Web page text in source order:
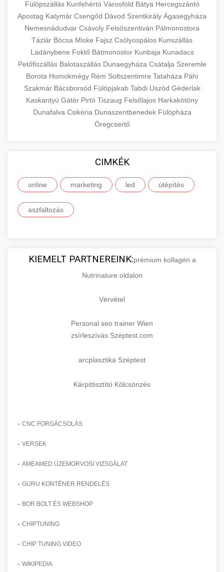
Fülöpszállás Kunfehértó Városföld Bátya Hercegszántó
Apostag Katymár Csengőd Dávod Szentkirály Ágasegyháza
Nemesnádudvar Csávoly Felsőszentiván Pálmonostora
Tázlár Bócsa Miske Fajsz Csólyospálos Kunszállás
Ladánybene Foktő Bátmonostor Kunbaja Kunadacs
Petőfiszállás Balotaszállás Dunaegyháza Csátalja Szeremle
Borota Homokmégy Rém Soltszentimre Tataháza Páhi
Szakmár Bácsborsód Fülöpjakab Tabdi Uszód Géderlak
Kaskantyú Gátér Pirtó Tiszaug Felsőlajos Harkakötöny
Dunafalva Csikéria Dunaszentbenedek Fülöpháza
Öregcsertő
CIMKÉK
online marketing led útépítés
aszfaltozás
KIEMELT PARTNEREINK:prémium kollagén a
Nutrinature oldalon
Vérvétel
Personal seo trainer Wien
zsírleszívás Széptest.com
arcplasztika Széptest
Kárpittisztító Kölcsönzés
- CNC FORGÁCSOLÁS
- VERSEK
- AMEAMED ÜZEMORVOSI VIZSGÁLAT
- GURU KONTÉNER RENDELÉS
- BOR BOLT ÉS WEBSHOP
- CHIPTUNING
- CHIP TUNING VIDEO
- WIKIPEDIA